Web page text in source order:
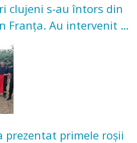
clujeni s-au întors din
Franța. Au intervenit la
și pădure
prezentat primele roșii